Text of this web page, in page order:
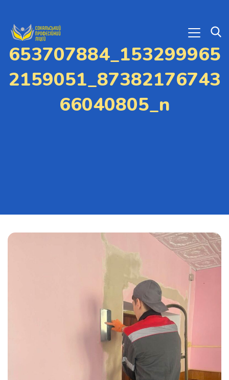
653707884_153299965
2159051_87382176743
66040805_n